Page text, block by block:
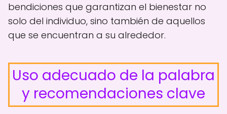
bendiciones que garantizan el bienestar no
solo del individuo, sino también de aquellos
que se encuentran a su alrededor.
Uso adecuado de la palabra
y recomendaciones clave